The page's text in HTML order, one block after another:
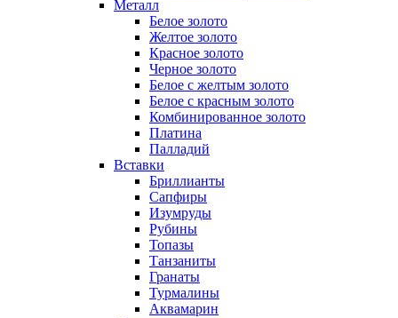
Металл
Белое золото
Желтое золото
Красное золото
Черное золото
Белое с желтым золото
Белое с красным золото
Комбинированное золото
Платина
Палладий
Вставки
Бриллианты
Сапфиры
Изумруды
Рубины
Топазы
Танзаниты
Гранаты
Турмалины
Аквамарин